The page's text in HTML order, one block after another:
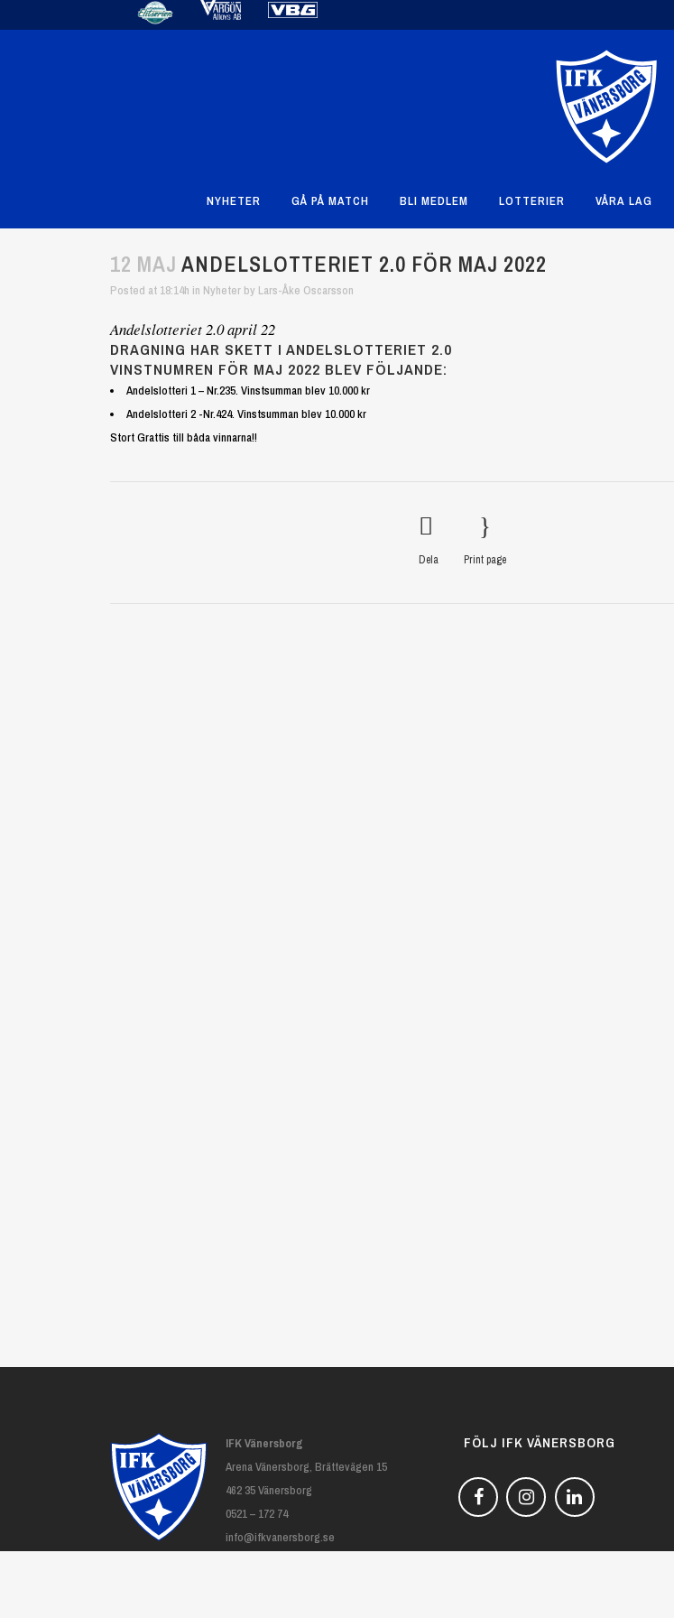
NYHETER GÅ PÅ MATCH BLI MEDLEM LOTTERIER VÅRA LAG
12 MAJ ANDELSLOTTERIET 2.0 FÖR MAJ 2022
Posted at 18:14h in Nyheter by Lars-Åke Oscarsson
Andelslotteriet 2.0 april 22
DRAGNING HAR SKETT I ANDELSLOTTERIET 2.0
VINSTNUMREN FÖR MAJ 2022 BLEV FÖLJANDE:
Andelslotteri 1 – Nr.235. Vinstsumman blev 10.000 kr
Andelslotteri 2 -Nr.424. Vinstsumman blev 10.000 kr
Stort Grattis till båda vinnarna!!
Dela Print page
IFK Vänersborg
Arena Vänersborg, Brättevägen 15
462 35 Vänersborg
0521 – 172 74
info@ifkvanersborg.se
FÖLJ IFK VÄNERSBORG